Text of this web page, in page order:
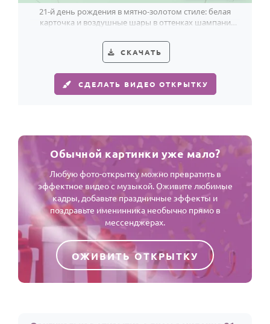
21-й день рождения в мятно-золотом стиле: белая
карточка и воздушные шары в оттенках шампани
СКАЧАТЬ
СДЕЛАТЬ ВИДЕО ОТКРЫТКУ
Обычной картинки уже мало?
Любую фото-открытку можно превратить в
эффектное видео с музыкой. Оживите любимые
кадры, добавьте праздничные эффекты и
поздравьте именинника необычно прямо в
мессенджерах.
ОЖИВИТЬ ОТКРЫТКУ